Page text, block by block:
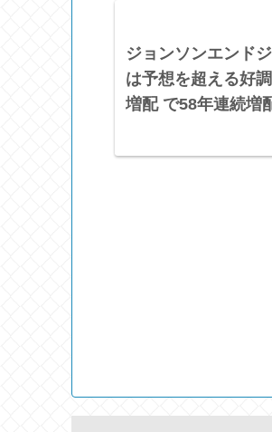
ジョンソンエンド
は予想を超える好
増配 で58年連続増